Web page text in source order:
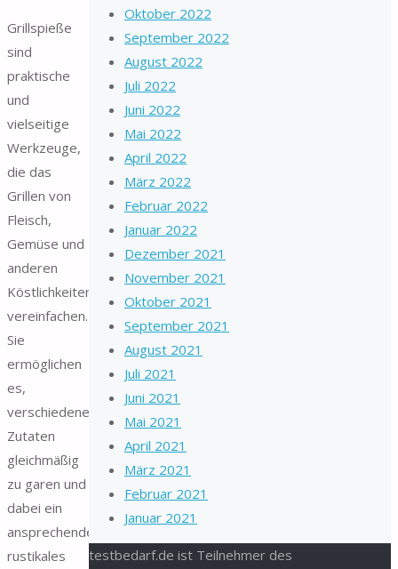
Grillspieße
sind
praktische
und
vielseitige
Werkzeuge,
die das
Grillen von
Fleisch,
Gemüse und
anderen
Köstlichkeiten
vereinfachen.
Sie
ermöglichen
es,
verschiedene
Zutaten
gleichmäßig
zu garen und
dabei ein
ansprechendes,
rustikales
Oktober 2022
September 2022
August 2022
Juli 2022
Juni 2022
Mai 2022
April 2022
März 2022
Februar 2022
Januar 2022
Dezember 2021
November 2021
Oktober 2021
September 2021
August 2021
Juli 2021
Juni 2021
Mai 2021
April 2021
März 2021
Februar 2021
Januar 2021
testbedarf.de ist Teilnehmer des